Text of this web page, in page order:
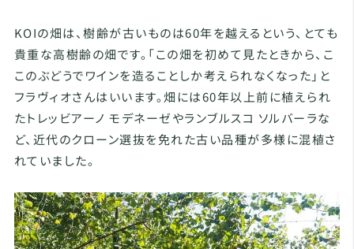
KOIの畑は、樹齢が古いものは60年を越えるという、とても
貴重な高樹齢の畑です。「この畑を初めて見たときから、こ
このぶどうでワインを造ることしか考えられなくなった」と
フラヴィオさんはいいます。畑には60年以上前に植えられ
たトレッビアーノ モデネーゼやランブルスコ ソルバーラな
ど、近代のクローン選抜を免れた古い品種が多様に混植さ
れていました。